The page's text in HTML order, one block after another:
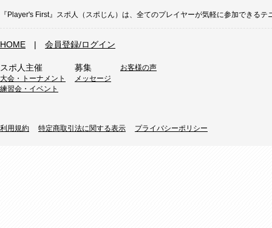
『Player's First』スポ人（スポじん）は、全てのプレイヤーが気軽に参加できる
HOME | 会員登録/ログイン
スポ人主催
大会・トーナメント
練習会・イベント
募集
メッセージ
お客様の声
利用規約 特定商取引法に関する表示 プライバシーポリシー